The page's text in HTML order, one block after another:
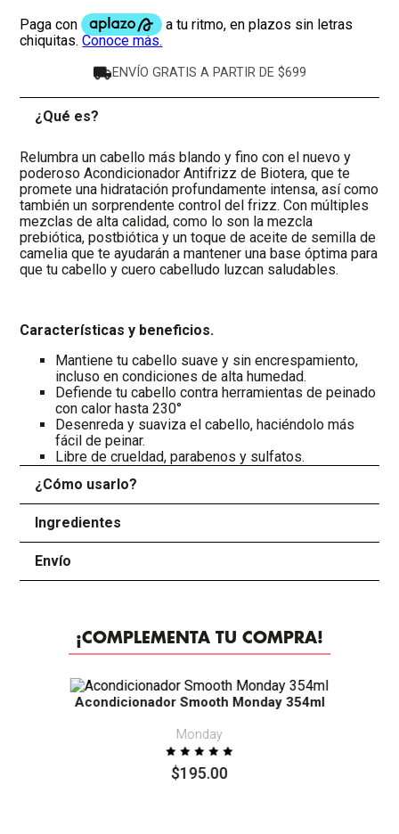
ENVÍO GRATIS A PARTIR DE $699
¿Qué es?
Relumbra un cabello más blando y fino con el nuevo y
poderoso Acondicionador Antifrizz de Biotera, que te
promete una hidratación profundamente intensa, así como
también un sorprendente control del frizz. Con múltiples
mezclas de alta calidad, como lo son la mezcla
prebiótica, postbiótica y un toque de aceite de semilla de
camelia que te ayudarán a mantener una base óptima para
que tu cabello y cuero cabelludo luzcan saludables.
Características y beneficios.
Mantiene tu cabello suave y sin encrespamiento,
incluso en condiciones de alta humedad.
Defiende tu cabello contra herramientas de peinado
con calor hasta 230°
Desenreda y suaviza el cabello, haciéndolo más
fácil de peinar.
Libre de crueldad, parabenos y sulfatos.
¿Cómo usarlo?
Ingredientes
Envío
¡COMPLEMENTA TU COMPRA!
Acondicionador Smooth Monday 354ml
Monday
$195.00